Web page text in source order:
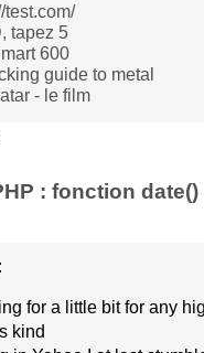
test.com/
tapez 5
600
guide to metal
- le film
: fonction
:
for a little bit for any
kind